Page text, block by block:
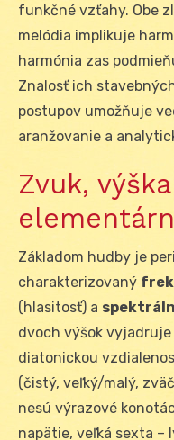
funkčné vzťahy. Obe
melódia implikuje
harmónia zas
Znalosť ich
postupov umožňuje
aranžovanie a
Zvuk,
Základom hudby je
charakterizovaný
(hlasitosť) a
dvoch výšok vyjadruje
diatonickou
(čistý, veľký/malý,
nesú výrazové
napätie, veľká sexta –